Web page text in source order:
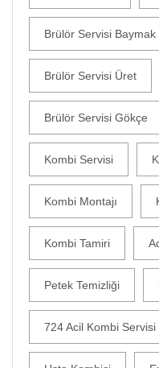
Brülör Servisi Baymak
Brülör Servisi Üret
Brülör Servisi Gökçe
Kombi Servisi
Kombi Montajı
Kombi Tamiri
Petek Temizliği
724 Acil Kombi Servisi